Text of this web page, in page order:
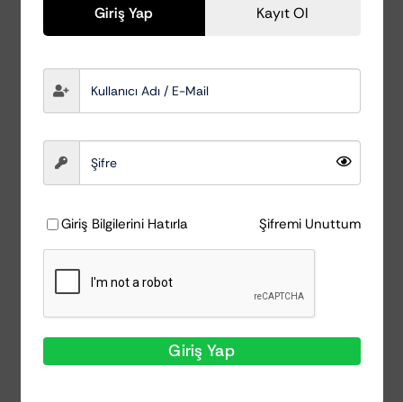
dayanıklılık sunar. İşlenen yüzeyler,
yenilenmiş, doğal ve canlı renk görünümünü
geri kazanırkenaynı zamanda kir, toz ve su
itici özellik ile korunur; bu da detailing bakım
rutinlerinde hem profesyoneller hem de
araç tutkunları için ideal sonuçlar üretir.
Ürün özellikle plastik tamponlar, çamurluk
altı plastik aksamı, kauçuk kaplamalar ve dış
araç detaylarında etkili bakım sağlar.
Uygulama sonrasında ürünün tamamen
kuruması ile birlikte
uzun süren nano
koruyucu tabakaoluşur ve yüzeyin tekrar
solmasını, matlaşmasını veya çevresel
faktörlerden zarar görmesini engeller.
Giriş Yap Kayıt Ol
Giriş Bilgilerini Hatırla Şifremi Unuttum
Giriş Yap